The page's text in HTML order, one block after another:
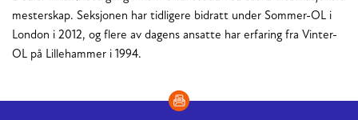
mesterskap. Seksjonen har tidligere bidratt under Sommer-OL i
London i 2012, og flere av dagens ansatte har erfaring fra Vinter-
OL på Lillehammer i 1994.